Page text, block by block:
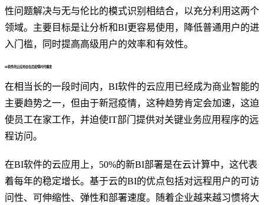
性问题解决与无与伦比的模式识别相结合，以充分利用这两个
领域。主要目标是让分析和BI更容易使用，降低普通用户的进
入门槛，同时提高高级用户的效率和有效性。
BI软件的云应用会在后疫情时代爆发
在相当长的一段时间内，BI软件的云应用已经成为商业智能的
主要趋势之一，但由于新冠疫情，这种趋势肯定会加速，这迫
使员工在家工作，并迫使IT部门提供对关键业务应用程序的远
程访问。
在BI软件的云应用上，50%的新BI部署是在云计算中，这代表
着每年的稳定增长。基于云的BI的优点包括对远程用户的可访
问性、可伸缩性、弹性和部署速度。随着企业越来越习惯将大